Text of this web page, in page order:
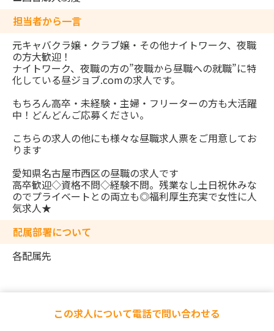
担当者から一言
元キャバクラ嬢・クラブ嬢・その他ナイトワーク、夜職
の方大歓迎！
ナイトワーク、夜職の方の”夜職から昼職への就職”に特
化している昼ジョブ.comの求人です。
もちろん高卒・未経験・主婦・フリーターの方も大活躍
中！どんどんご応募ください。
こちらの求人の他にも様々な昼職求人票をご用意してお
ります
愛知県名古屋市西区の昼職の求人です
高卒歓迎◇資格不問◇経験不問。残業なし土日祝休みな
のでプライベートとの両立も◎福利厚生充実で女性に人
気求人★
配属部署について
各配属先
この求人について電話で問い合わせる